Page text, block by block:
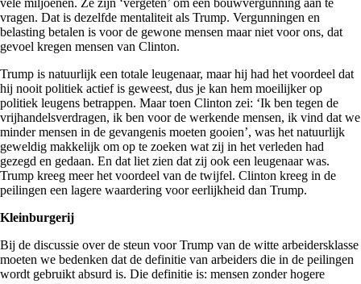
vragen. Dat is dezelfde mentaliteit als Trump. Vergunningen en
belasting betalen is voor de gewone mensen maar niet voor ons, dat
gevoel kregen mensen van Clinton.
Trump is natuurlijk een totale leugenaar, maar hij had het voordeel dat
hij nooit politiek actief is geweest, dus je kan hem moeilijker op
politiek leugens betrappen. Maar toen Clinton zei: ‘Ik ben tegen de
vrijhandelsverdragen, ik ben voor de werkende mensen, ik vind dat we
minder mensen in de gevangenis moeten gooien’, was het natuurlijk
geweldig makkelijk om op te zoeken wat zij in het verleden had
gezegd en gedaan. En dat liet zien dat zij ook een leugenaar was.
Trump kreeg meer het voordeel van de twijfel. Clinton kreeg in de
peilingen een lagere waardering voor eerlijkheid dan Trump.
Kleinburgerij
Bij de discussie over de steun voor Trump van de witte arbeidersklasse
moeten we bedenken dat de definitie van arbeiders die in de peilingen
wordt gebruikt absurd is. Die definitie is: mensen zonder hogere